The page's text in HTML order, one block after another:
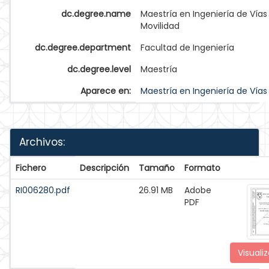
dc.degree.name
Maestría en Ingeniería de
Movilidad
dc.degree.department
Facultad de Ingeniería
dc.degree.level
Maestría
Aparece en:
Maestría en Ingeniería de
Archivos:
Fichero Descripción Tamaño
Formato
RI006280.pdf
26.91 MB
Adobe
PDF